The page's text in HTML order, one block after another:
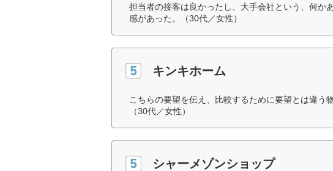
担当者の接客は良かったし、大手会社という、何か
感があった。（30代／女性）
キンキホーム
こちらの要望を伝え、比較するために要望とは違う
（30代／女性）
シャーメゾンショップ